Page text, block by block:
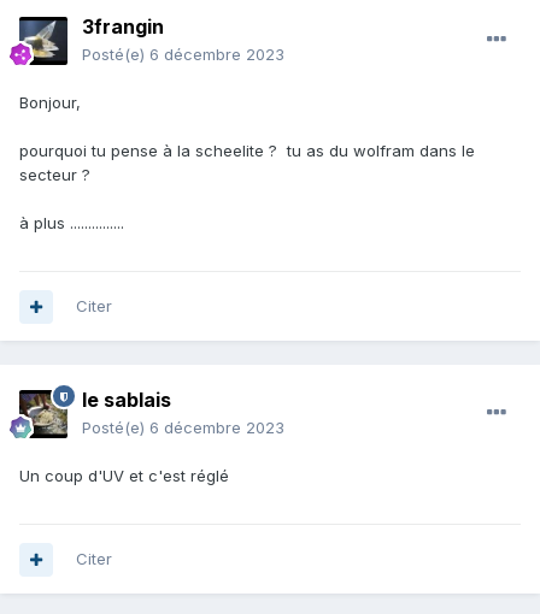
3frangin
Posté(e) 6 décembre 2023
Bonjour,
pourquoi tu pense à la scheelite ? tu as du wolfram dans le
secteur ?
à plus ...............
Citer
le sablais
Posté(e) 6 décembre 2023
Un coup d'UV et c'est réglé
Citer